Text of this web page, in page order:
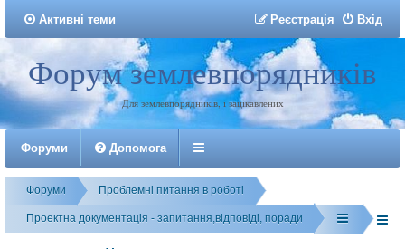
Активні теми Вхід
Реєстрація
Реєстрація
Форум землевпорядників
Для землевпорядників, і зацікавлених
Форуми Допомога
Форуми Проблемні питання в роботі
Проектна документація - запитання,відповіді, поради